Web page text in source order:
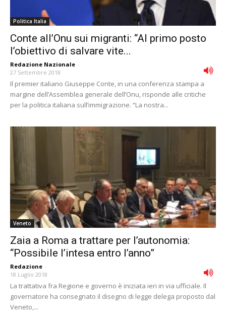
Politica Italia
Conte all’Onu sui migranti: “Al primo posto
l’obiettivo di salvare vite...
Redazione Nazionale -
27 Settembre 2018
Il premier italiano Giuseppe Conte, in una conferenza stampa a
margine dell’Assemblea generale dell’Onu, risponde alle critiche
per la politica italiana sull’immigrazione. “La nostra...
Veneto
Zaia a Roma a trattare per l’autonomia:
“Possibile l’intesa entro l’anno”
Redazione -
18 Luglio 2018
La trattativa fra Regione e governo è iniziata ieri in via ufficiale. Il
governatore ha consegnato il disegno di legge delega proposto dal
Veneto,...